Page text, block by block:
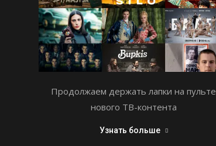
Продолжаем держать лапки на пульте
нового ТВ-контента
Узнать больше